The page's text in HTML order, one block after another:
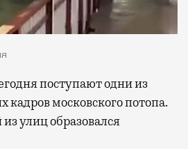
кадров московского потопа.
улиц образовался